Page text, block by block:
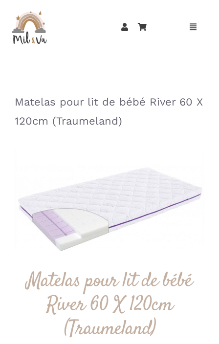
contenu
Matelas pour lit de bébé River 60 X
120cm (Traumeland)
Matelas pour lit de bébé
River 60 X 120cm
(Traumeland)